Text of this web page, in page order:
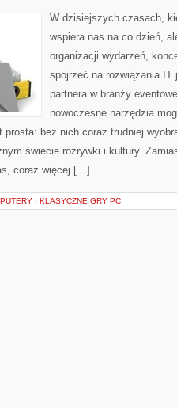
W dzisiejszych czasach,
wspiera nas na co dzień,
organizacji wydarzeń,
spojrzeć na rozwiązania IT
partnera w branży
nowoczesne narzędzia
bez nich coraz trudniej
świecie rozrywki i kultury.
coraz więcej […]
I KLASYCZNE GRY PC